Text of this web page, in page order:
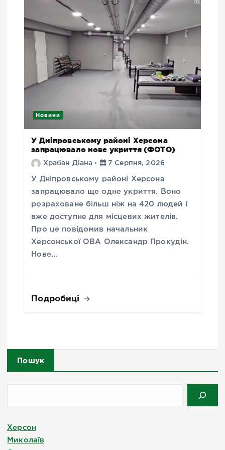
Новини
У Дніпровському районі Херсона
запрацювало нове укриття (ФОТО)
Храбан Діана 7 Серпня, 2026
У Дніпровському районі Херсона
запрацювало ще одне укриття. Воно
розраховане більш ніж на 420 людей і
вже доступне для місцевих жителів.
Про це повідомив начальник
Херсонської ОВА Олександр Прокудін.
Нове…
Подробиці
Пошук
Херсон
Миколаїв